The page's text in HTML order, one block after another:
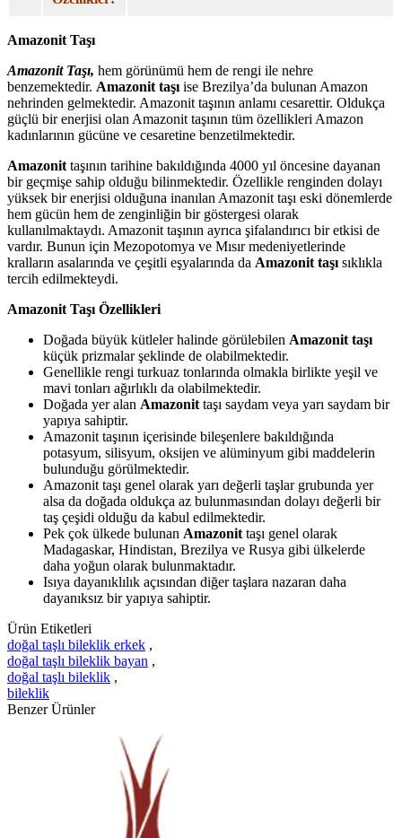
Amazonit Taşı
Amazonit Taşı, hem görünümü hem de rengi ile nehre
benzemektedir. Amazonit taşı ise Brezilya’da bulunan Amazon
nehrinden gelmektedir. Amazonit taşının anlamı cesarettir. Oldukça
güçlü bir enerjisi olan Amazonit taşının tüm özellikleri Amazon
kadınlarının gücüne ve cesaretine benzetilmektedir.
Amazonit taşının tarihine bakıldığında 4000 yıl öncesine dayanan
bir geçmişe sahip olduğu bilinmektedir. Özellikle renginden dolayı
yüksek bir enerjisi olduğuna inanılan Amazonit taşı eski dönemlerde
hem gücün hem de zenginliğin bir göstergesi olarak
kullanılmaktaydı. Amazonit taşının ayrıca şifalandırıcı bir etkisi de
vardır. Bunun için Mezopotomya ve Mısır medeniyetlerinde
kralların asalarında ve çeşitli eşyalarında da Amazonit taşı sıklıkla
tercih edilmekteydi.
Amazonit Taşı Özellikleri
Doğada büyük kütleler halinde görülebilen Amazonit taşı
küçük prizmalar şeklinde de olabilmektedir.
Genellikle rengi turkuaz tonlarında olmakla birlikte yeşil ve
mavi tonları ağırlıklı da olabilmektedir.
Doğada yer alan Amazonit taşı saydam veya yarı saydam bir
yapıya sahiptir.
Amazonit taşının içerisinde bileşenlere bakıldığında
potasyum, silisyum, oksijen ve alüminyum gibi maddelerin
bulunduğu görülmektedir.
Amazonit taşı genel olarak yarı değerli taşlar grubunda yer
alsa da doğada oldukça az bulunmasından dolayı değerli bir
taş çeşidi olduğu da kabul edilmektedir.
Pek çok ülkede bulunan Amazonit taşı genel olarak
Madagaskar, Hindistan, Brezilya ve Rusya gibi ülkelerde
daha yoğun olarak bulunmaktadır.
Isıya dayanıklılık açısından diğer taşlara nazaran daha
dayanıksız bir yapıya sahiptir.
Ürün Etiketleri
doğal taşlı bileklik erkek ,
doğal taşlı bileklik bayan ,
doğal taşlı bileklik ,
bileklik
Benzer Ürünler